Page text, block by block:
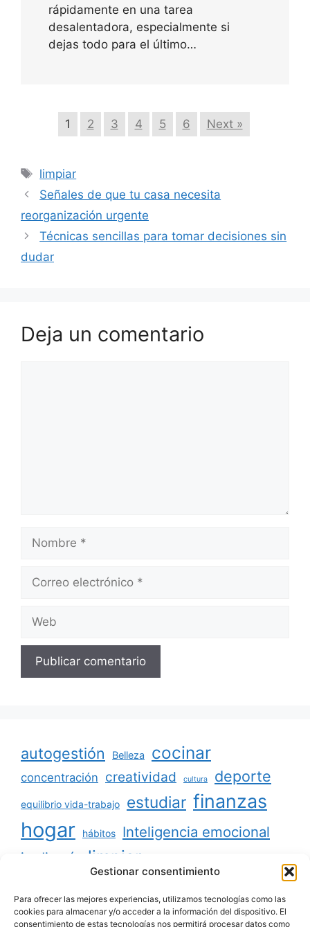
Gestionar consentimiento
Para ofrecer las mejores experiencias, utilizamos tecnologías como las
cookies para almacenar y/o acceder a la información del dispositivo. El
consentimiento de estas tecnologías nos permitirá procesar datos como
rápidamente en una tarea
desalentadora, especialmente si
dejas todo para el último…
1 2 3 4 5 6 Next »
Etiquetas
limpiar
Señales de que tu casa necesita
reorganización urgente
Técnicas sencillas para tomar decisiones sin
dudar
Deja un comentario
electrónico
autogestión Belleza cocinar
concentración creatividad cultura deporte
equilibrio vida-trabajo estudiar finanzas
hogar hábitos Inteligencia emocional
jardinería limpiar
minimalismo niños
ordenar organizar productividad